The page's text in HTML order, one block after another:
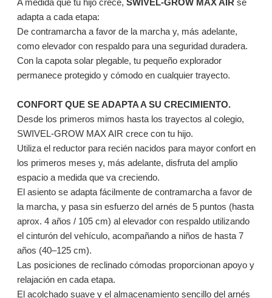
A medida que tu hijo crece, SWIVEL-GROW MAX AIR se
adapta a cada etapa:
De contramarcha a favor de la marcha y, más adelante,
como elevador con respaldo para una seguridad duradera.
Con la capota solar plegable, tu pequeño explorador
permanece protegido y cómodo en cualquier trayecto.
CONFORT QUE SE ADAPTA A SU CRECIMIENTO.
Desde los primeros mimos hasta los trayectos al colegio,
SWIVEL-GROW MAX AIR crece con tu hijo.
Utiliza el reductor para recién nacidos para mayor confort en
los primeros meses y, más adelante, disfruta del amplio
espacio a medida que va creciendo.
El asiento se adapta fácilmente de contramarcha a favor de
la marcha, y pasa sin esfuerzo del arnés de 5 puntos (hasta
aprox. 4 años / 105 cm) al elevador con respaldo utilizando
el cinturón del vehículo, acompañando a niños de hasta 7
años (40–125 cm).
Las posiciones de reclinado cómodas proporcionan apoyo y
relajación en cada etapa.
El acolchado suave y el almacenamiento sencillo del arnés